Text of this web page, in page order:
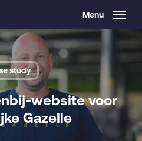
Menu
study
website voor
Gazelle